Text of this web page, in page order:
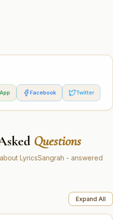
Facebook Twitter
Questions
LyricsSangrah - answered
Expand All